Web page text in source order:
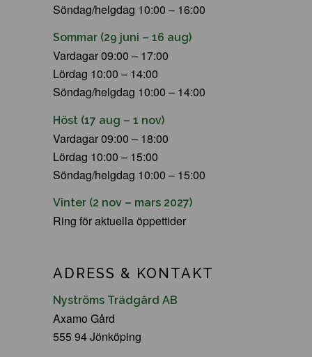
Söndag/helgdag 10:00 – 16:00
Sommar (29 juni – 16 aug)
Vardagar 09:00 – 17:00
Lördag 10:00 – 14:00
Söndag/helgdag 10:00 – 14:00
Höst (17 aug – 1 nov)
Vardagar 09:00 – 18:00
Lördag 10:00 – 15:00
Söndag/helgdag 10:00 – 15:00
Vinter (2 nov – mars 2027)
Ring för aktuella öppettider
ADRESS & KONTAKT
Nyströms Trädgård AB
Axamo Gård
555 94 Jönköping